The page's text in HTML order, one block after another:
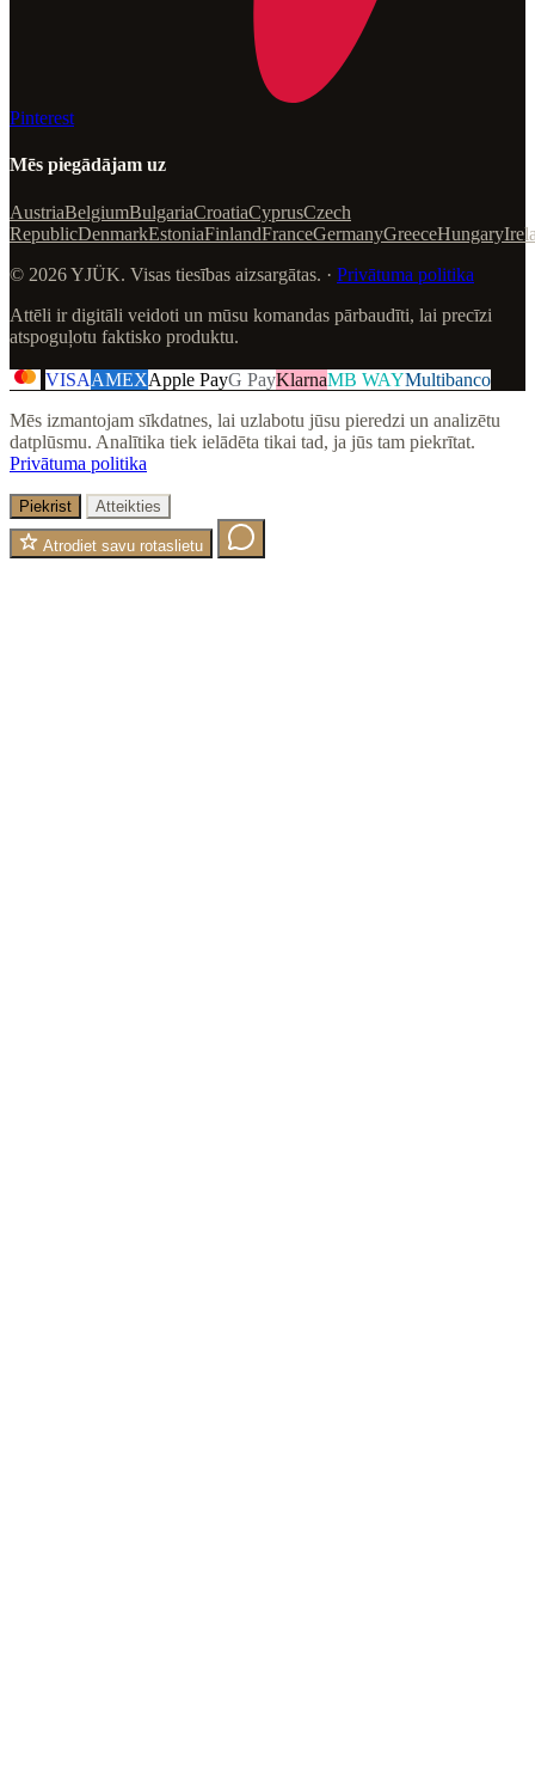
Pinterest
Mēs piegādājam uz
AustriaBelgiumBulgariaCroatiaCyprusCzech
RepublicDenmarkEstoniaFinlandFranceGermanyGreeceHungary
© 2026 YJÜK. Visas tiesības aizsargātas. · Privātuma politika
Attēli ir digitāli veidoti un mūsu komandas pārbaudīti, lai precīzi
atspoguļotu faktisko produktu.
VISAAMEXApple PayG PayKlarnaMB WAYMultibanco
Mēs izmantojam sīkdatnes, lai uzlabotu jūsu pieredzi un analizētu
datplūsmu. Analītika tiek ielādēta tikai tad, ja jūs tam piekrītat.
Privātuma politika
Piekrist Atteikties
Atrodiet savu rotaslietu